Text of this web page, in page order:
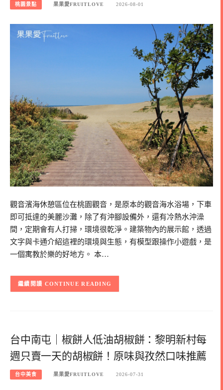
桃園景點 果果愛FRUITLOVE 2026-08-01
觀音濱海休憩區位在桃園觀音，是原本的觀音海水浴場，下車
即可抵達的美麗沙灘，除了有沖腳設備外，還有冷熱水沖澡
間，定期會有人打掃，環境很乾淨。建築物內的展示館，透過
文字與卡通介紹這裡的環境與生態，有模型跟操作小遊戲，是
一個寓教於樂的好地方。 本…
CONTINUE READING
台中南屯｜椒餅人低油胡椒餅：黎明新村每
週只賣一天的胡椒餅！原味與孜然口味推薦
台中美食 果果愛FRUITLOVE 2026-07-31